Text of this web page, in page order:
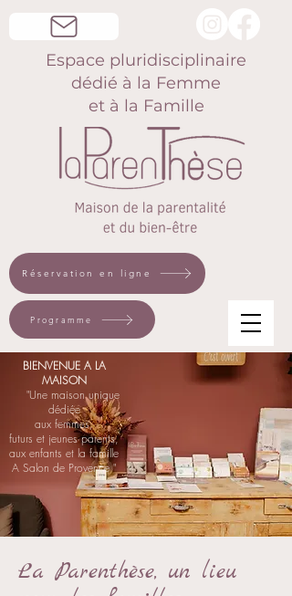
Programme
Espace pluridisciplinaire
dédié à la Femme
et à la Famille
Réservation en ligne
BIENVENUE A LA
MAISON
"Une maison unique
dédiée
aux femmes,
futurs et jeunes parents,
aux enfants et la famille
A Salon de Provence "
La Parenthèse, un lieu